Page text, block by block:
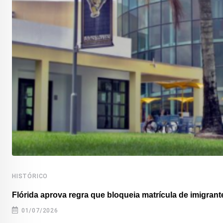
HISTÓRICO
Flórida aprova regra que bloqueia matrícula de
01/07/2026